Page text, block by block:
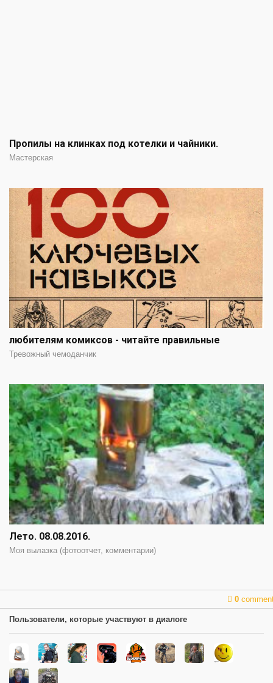
Пропилы на клинках под котелки и чайники.
Мастерская
любителям комиксов - читайте правильные
Тревожный чемоданчик
Лето. 08.08.2016.
Моя вылазка (фотоотчет, комментарии)
0
Пользователи, которые участвуют в диалоге